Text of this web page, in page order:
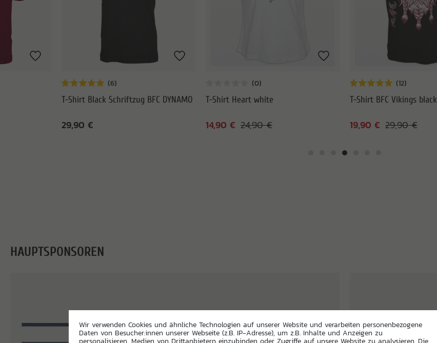
T-Shirt Black Schriftzug BFC DYNAMO
29,90 €
T-Shirt Heart white
24,90 €
14,90 €
T-Shirt BFC Vikings black
29,90 €
19,90 €
HAUPTSPONSOREN
Wir verwenden Cookies und ähnliche Technologien auf unserer Website und verarbeiten personenbezogene
Daten von Besucher:innen unserer Webseite (z.B. IP-Adresse), um z.B. Inhalte und Anzeigen zu
personalisieren, Medien von Drittanbietern einzubinden oder Zugriffe auf unsere Website zu analysieren. Die